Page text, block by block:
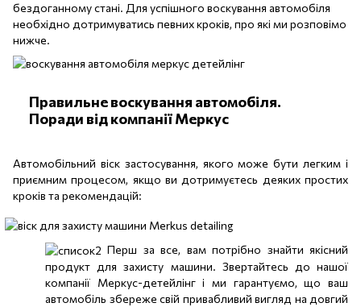
бездоганному стані. Для успішного воскування автомобіля
необхідно дотримуватись певних кроків, про які ми розповімо
нижче.
Правильне воскування автомобіля.
Поради від компанії Меркус
Автомобільний віск застосування, якого може бути легким і
приємним процесом, якщо ви дотримуєтесь деяких простих
кроків та рекомендацій:
Перш за все, вам потрібно знайти якісний
продукт для захисту машини. Звертайтесь до нашої
компанії Меркус-детейлінг і ми гарантуємо, що ваш
автомобіль збереже свій привабливий вигляд на довгий